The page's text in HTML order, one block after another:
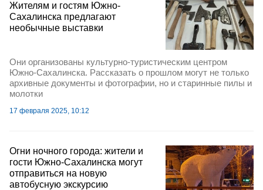
Жителям и гостям Южно-
Сахалинска предлагают
необычные выставки
Они организованы культурно-туристическим центром
Южно-Сахалинска. Рассказать о прошлом могут не только
архивные документы и фотографии, но и старинные пилы и
молотки
17 февраля 2025, 10:12
Огни ночного города: жители и
гости Южно-Сахалинска могут
отправиться на новую
автобусную экскурсию